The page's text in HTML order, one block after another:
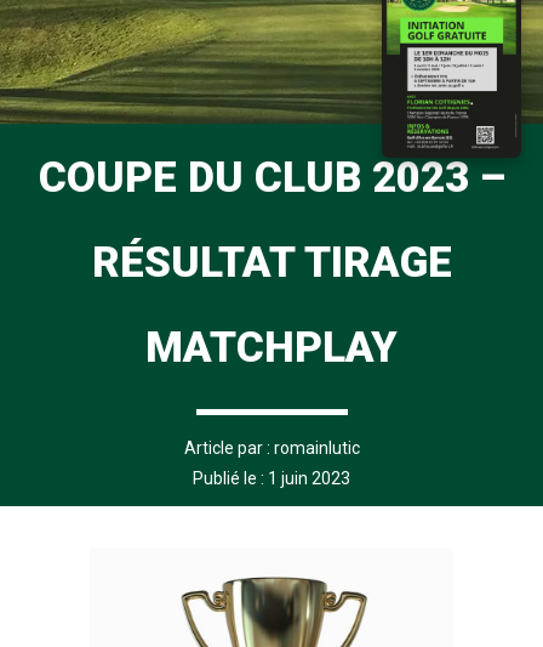
COUPE DU CLUB 2023 –
RÉSULTAT TIRAGE
MATCHPLAY
Article par : romainlutic
Publié le : 1 juin 2023